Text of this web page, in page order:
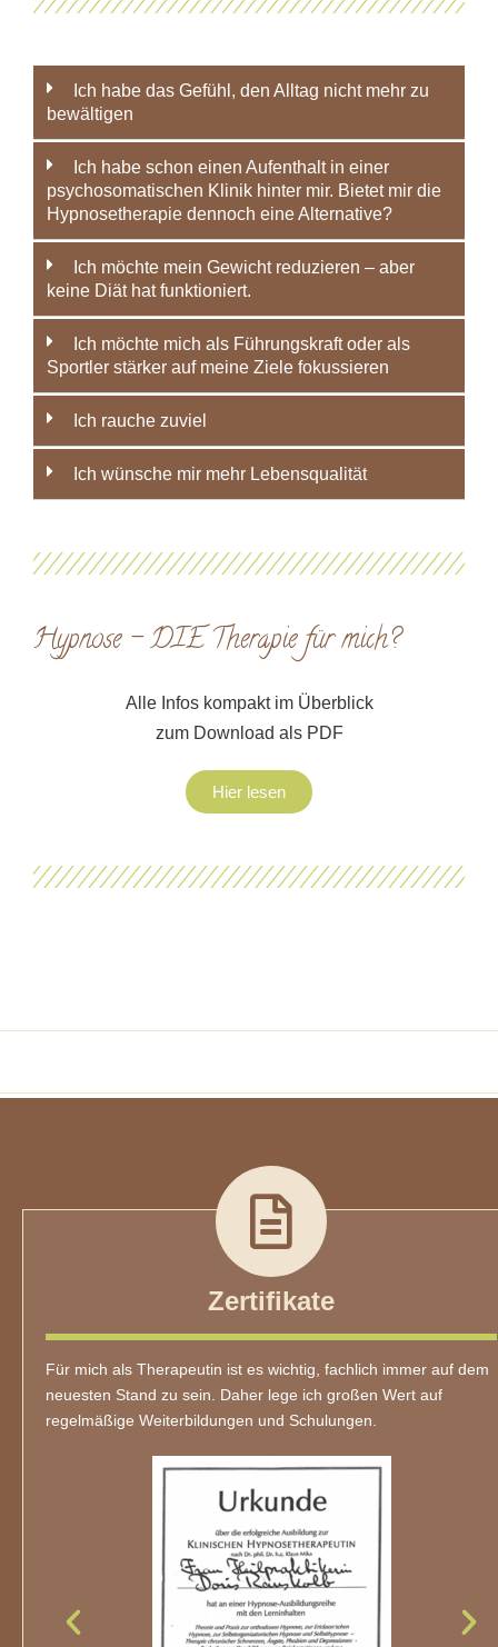
Ich habe das Gefühl, den Alltag nicht mehr zu
bewältigen
Ich habe schon einen Aufenthalt in einer
psychosomatischen Klinik hinter mir. Bietet mir die
Hypnosetherapie dennoch eine Alternative?
Ich möchte mein Gewicht reduzieren – aber
keine Diät hat funktioniert.
Ich möchte mich als Führungskraft oder als
Sportler stärker auf meine Ziele fokussieren
Ich rauche zuviel
Ich wünsche mir mehr Lebensqualität
Hypnose – DIE Therapie für mich?
Alle Infos kompakt im Überblick
zum Download als PDF
Hier lesen
Zertifikate
Für mich als Therapeutin ist es wichtig, fachlich immer auf dem
neuesten Stand zu sein. Daher lege ich großen Wert auf
regelmäßige Weiterbildungen und Schulungen.